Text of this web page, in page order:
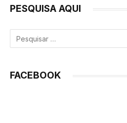
PESQUISA AQUI
FACEBOOK